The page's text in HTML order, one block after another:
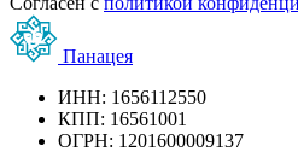
Панацея
ИНН: 1656112550
КПП: 16561001
ОГРН: 1201600009137